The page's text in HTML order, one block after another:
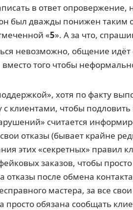
в ответ опровержение,
был дважды понижен таким
«5». А за что,
невозможно, общение
того чтобы
хотя по факту
с клиентами, чтобы
считается
отказы (бывает крайне
этих «секретных» правил
заказов, чтобы
отказы после обмена
мастера, за все
обязана сообщать